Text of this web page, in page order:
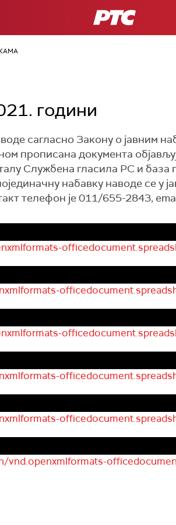
РТС
години
сагласно Закону о јавним
прописана документа
Службена гласила РС и база
набавку наводе се у
телефон је 011/655-2843,
vnd.openxmlformats-